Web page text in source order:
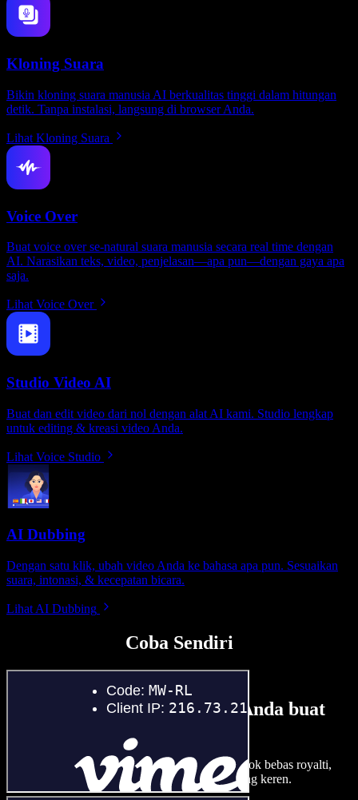
Kloning Suara
Bikin kloning suara manusia AI berkualitas tinggi dalam hitungan
detik. Tanpa instalasi, langsung di browser Anda.
Lihat Kloning Suara
Voice Over
Buat voice over se-natural suara manusia secara real time dengan
AI. Narasikan teks, video, penjelasan—apa pun—dengan gaya apa
saja.
Lihat Voice Over
Studio Video AI
Buat dan edit video dari nol dengan alat AI kami. Studio lengkap
untuk editing & kreasi video Anda.
Lihat Voice Studio
AI Dubbing
Dengan satu klik, ubah video Anda ke bahasa apa pun. Sesuaikan
suara, intonasi, & kecepatan bicara.
Lihat AI Dubbing
Coba Sendiri
Sedikit contoh hal yang bisa Anda buat
Buat voice over, tambah gambar, audio, video stok bebas royalti,
dan kloning suara untuk proyek audio-video yang keren.